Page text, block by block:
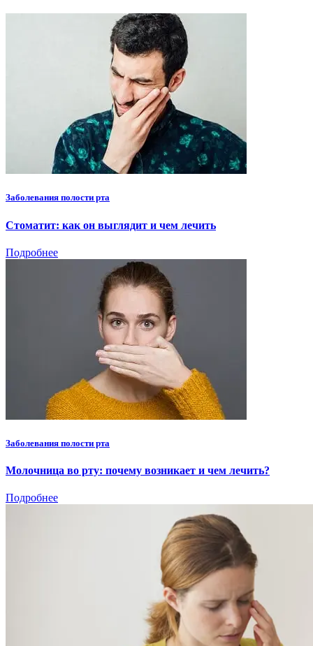
Заболевания полости рта
Стоматит: как он выглядит и чем лечить
Подробнее
Заболевания полости рта
Молочница во рту: почему возникает и чем лечить?
Подробнее